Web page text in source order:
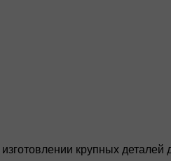
крупных деталей